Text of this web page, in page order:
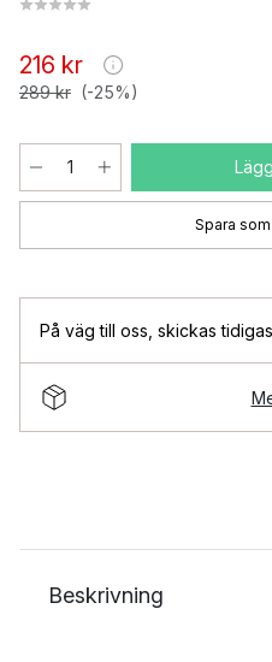
216 kr
289 kr (-25%)
Spara
På väg till oss skickas
Beskrivning